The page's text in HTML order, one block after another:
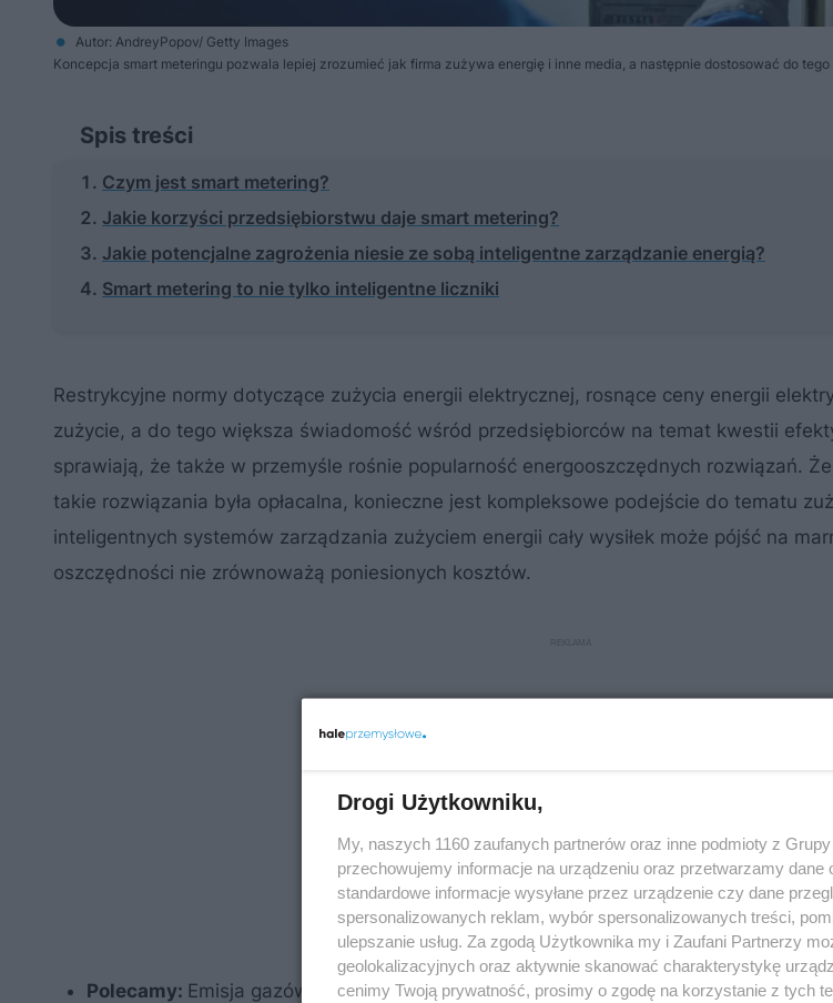
Autor: AndreyPopov/ Getty Images
Koncepcja smart meteringu pozwala lepiej zrozumieć jak firma zużywa energię i inne media, a następnie dostosować do
Spis treści
Czym jest smart metering?
Jakie korzyści przedsiębiorstwu daje smart metering?
Jakie potencjalne zagrożenia niesie ze sobą inteligentne zarządzanie energią?
Smart metering to nie tylko inteligentne liczniki
Restrykcyjne normy dotyczące zużycia energii elektrycznej, rosnące ceny energii
zużycie, a do tego większa świadomość wśród przedsiębiorców na temat kwestii
sprawiają, że także w przemyśle rośnie popularność energooszczędnych rozwiązań.
takie rozwiązania była opłacalna, konieczne jest kompleksowe podejście do tematu
inteligentnych systemów zarządzania zużyciem energii cały wysiłek może pójść na
oszczędności nie zrównoważą poniesionych kosztów.
Polecamy: Emisja gazów cieplarnianych a dekarbonizacja przemysłu
Drogi Użytkowniku,
My, naszych 1160 zaufanych partnerów oraz inne podmioty z
przechowujemy informacje na urządzeniu oraz przetwarzamy dane
standardowe informacje wysyłane przez urządzenie czy dane
spersonalizowanych reklam, wybór spersonalizowanych treści,
ulepszanie usług. Za zgodą Użytkownika my i Zaufani Partnerzy
geolokalizacyjnych oraz aktywnie skanować charakterystykę
cenimy Twoją prywatność, prosimy o zgodę na korzystanie z tych